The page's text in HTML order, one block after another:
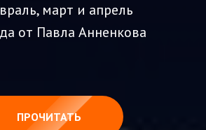
март и апрель
от Павла Анненкова
ПРОЧИТАТЬ